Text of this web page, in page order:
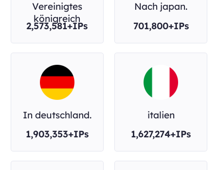
Vereinigtes
königreich
2,573,581+IPs
Nach japan.
701,800+IPs
In deutschland.
1,903,353+IPs
italien
1,627,274+IPs